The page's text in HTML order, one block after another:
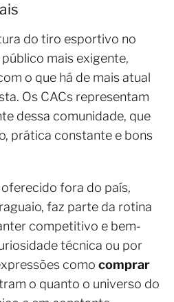
do tiro esportivo no
mais exigente,
o que há de mais atual
Os CACs representam
dessa comunidade, que
prática constante e bons
fora do país,
faz parte da rotina
competitivo e bem-
técnica ou por
como comprar
o quanto o universo do